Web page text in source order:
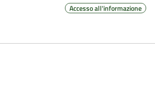
Accesso all'informazione